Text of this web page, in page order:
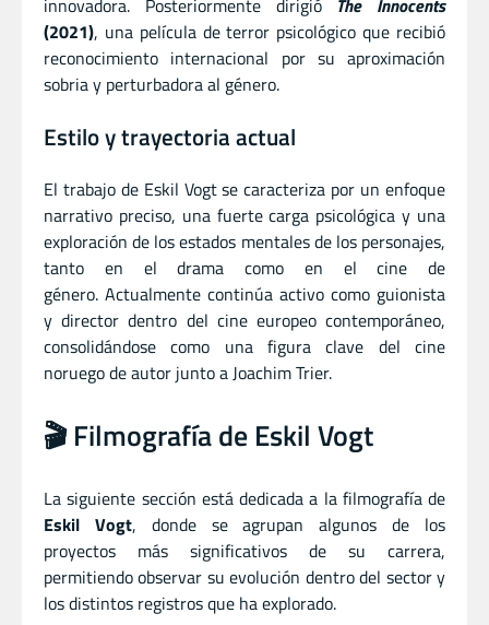
(2021), una película de terror psicológico que recibió
reconocimiento internacional por su aproximación
sobria y perturbadora al género.
Estilo y trayectoria actual
El trabajo de Eskil Vogt se caracteriza por un enfoque
narrativo preciso, una fuerte carga psicológica y una
exploración de los estados mentales de los personajes,
tanto en el drama como en el cine de
género. Actualmente continúa activo como guionista
y director dentro del cine europeo contemporáneo,
consolidándose como una figura clave del cine
noruego de autor junto a Joachim Trier.
🎬 Filmografía de Eskil Vogt
La siguiente sección está dedicada a la filmografía de
Eskil Vogt, donde se agrupan algunos de los
proyectos más significativos de su carrera,
permitiendo observar su evolución dentro del sector y
los distintos registros que ha explorado.